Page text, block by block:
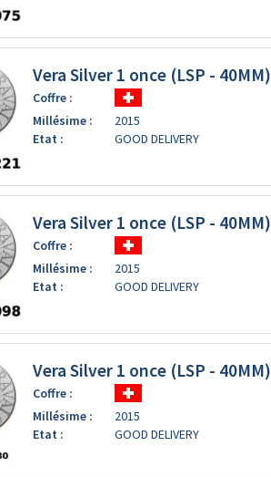
Vera Silver 1 once (LSP - 40MM)
Coffre :
Millésime :
2015
Etat :
GOOD DELIVERY
Vera Silver 1 once (LSP - 40MM)
Coffre :
Millésime :
2015
Etat :
GOOD DELIVERY
Vera Silver 1 once (LSP - 40MM)
Coffre :
Millésime :
2015
Etat :
GOOD DELIVERY